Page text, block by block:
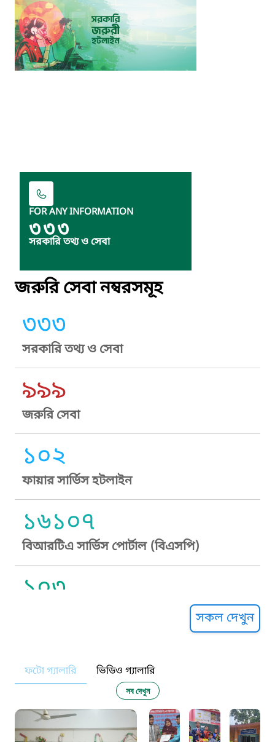
FOR ANY INFORMATION
৩৩৩
সরকারি তথ্য ও সেবা
জরুরি সেবা নম্বরসমূহ
৩৩৩
সরকারি তথ্য ও সেবা
৯৯৯
জরুরি সেবা
১০২
ফায়ার সার্ভিস হটলাইন
১৬১০৭
বিআরটিএ সার্ভিস পোর্টাল (বিএসপি)
১০৩
নারী ও শিশু নির্যাতন প্রতিরোধ
১০৬
সকল দেখুন
ফটো গ্যালারি ভিডিও গ্যালারি
সব দেখুন